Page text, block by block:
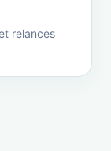
relances